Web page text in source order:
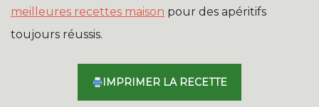
meilleures recettes maison pour des apéritifs
toujours réussis.
IMPRIMER LA RECETTE